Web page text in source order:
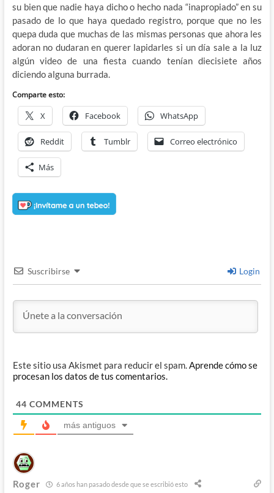
su bien que nadie haya dicho o hecho nada “inapropiado” en su
pasado de lo que haya quedado registro, porque que no les
quepa duda que muchas de las mismas personas que ahora les
adoran no dudaran en querer lapidarles si un día sale a la luz
algún video de una fiesta cuando tenían diecisiete años
diciendo alguna burrada.
Comparte esto:
X Facebook WhatsApp
Reddit Tumblr Correo electrónico
Más
Suscribirse Login
Este sitio usa Akismet para reducir el spam.Aprende cómo se
procesan los datos de tus comentarios.
44 COMMENTS
más antiguos
Roger 6 años han pasado desde que se escribió esto